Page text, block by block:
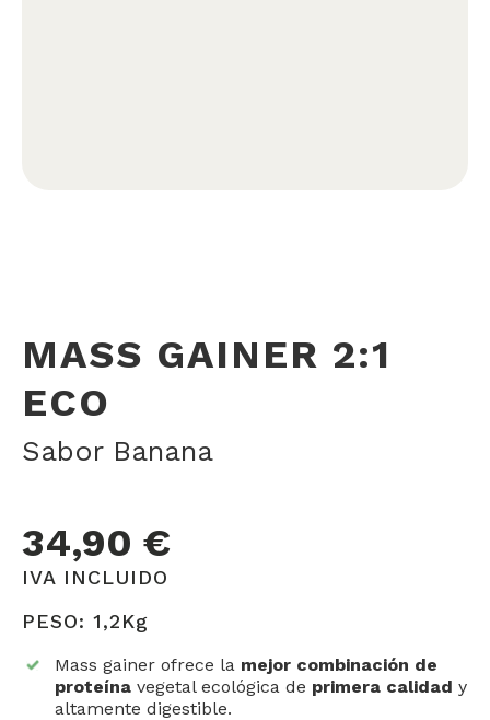
MASS GAINER 2:1
ECO
Sabor Banana
34,90 €
IVA INCLUIDO
PESO: 1,2Kg
Mass gainer ofrece la mejor combinación de
proteína vegetal ecológica de primera calidad y
altamente digestible.